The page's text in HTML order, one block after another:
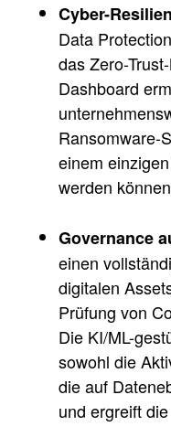
Cyber-
Data
das Zero-
Dashboard
Ransomware-
einem
werden
Governance
einen
digitalen
Prüfung von
Die KI/ML-
sowohl die
die auf
und ergreift